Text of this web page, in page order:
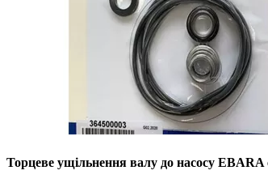
Торцеве ущільнення валу до насосу EBARA